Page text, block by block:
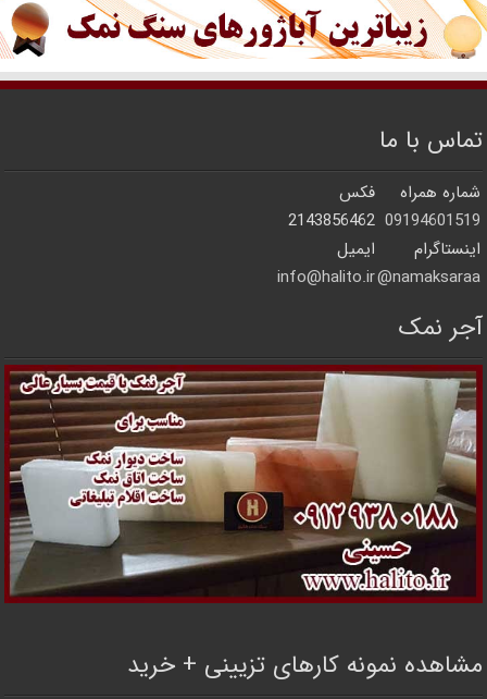
تماس با ما
شماره همراه
فکس
09194601519
2143856462
اینستاگرام
ایمیل
namaksaraa@
info@halito.ir
آجر نمک
مشاهده نمونه کارهای تزیینی + خرید